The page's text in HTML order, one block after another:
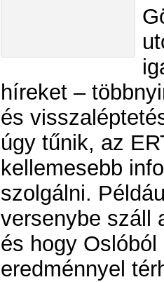
híreket –
és
úgy tűnik, az
kellemesebb
szolgálni.
versenybe száll
és hogy
eredménnyel